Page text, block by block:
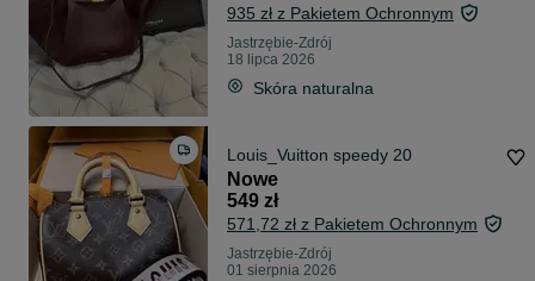
935 zł z Pakietem Ochronnym
Jastrzębie-Zdrój
18 lipca 2026
Skóra naturalna
Louis_Vuitton speedy 20
Nowe
549 zł
571,72 zł z Pakietem Ochronnym
Jastrzębie-Zdrój
01 sierpnia 2026